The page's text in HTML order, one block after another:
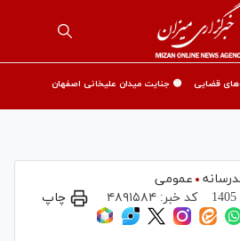
قضایی 🟡 جنایت میدان علیخانی اصفهان
عمومی
کد خبر:۴۸۹۱۵۸۴ چاپ